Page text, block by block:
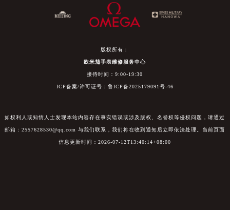
版权所有：
欧米茄手表维修服务中心
接待时间：9:00-19:30
ICP备案/许可证号：鲁ICP备2025179091号-46
如权利人或知情人士发现本站内容存在事实错误或涉及版权、名誉权等侵权问题，请通过
邮箱：2557628530@qq.com 与我们联系，我们将在收到通知后立即依法处理。当前页面
信息更新时间：2026-07-12T13:40:14+08:00